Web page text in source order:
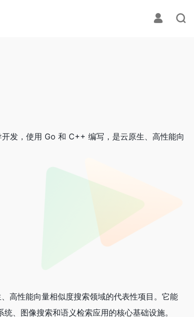
发，使用 Go 和 C++ 编写，是云原生、高性能向
高性能向量相似度搜索领域的代表性项目。它能
、图像搜索和语义检索应用的核心基础设施。